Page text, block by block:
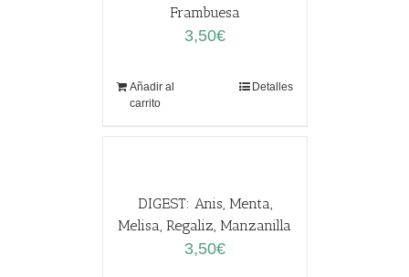
Frambuesa
3,50€
Añadir al
carrito
Detalles
DIGEST: Anis, Menta,
Melisa, Regaliz, Manzanilla
3,50€